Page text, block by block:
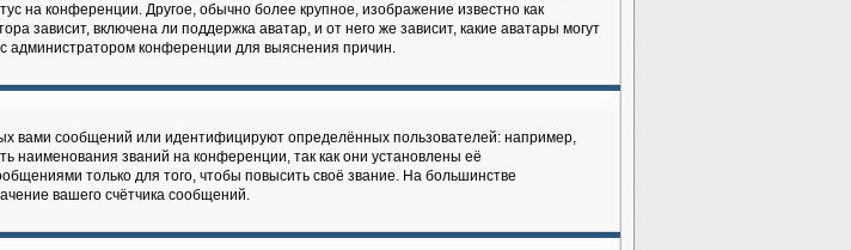
на конференции. Другое, обычно более крупное, изображение известно как
зависит, включена ли поддержка аватар, и от него же зависит, какие аватары могут
администратором конференции для выяснения причин.
вами сообщений или идентифицируют определённых пользователей: например,
званий на конференции, так как они установлены её
только для того, чтобы повысить своё звание. На большинстве
вашего счётчика сообщений.